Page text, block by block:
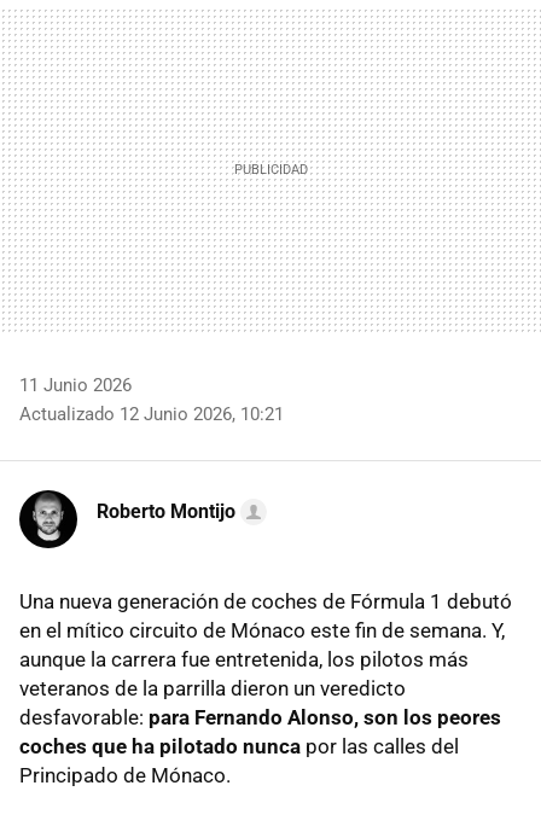
MAIL
11 Junio 2026
Actualizado 12 Junio 2026, 10:21
Roberto Montijo
Una nueva generación de coches de Fórmula 1 debutó
en el mítico circuito de Mónaco este fin de semana. Y,
aunque la carrera fue entretenida, los pilotos más
veteranos de la parrilla dieron un veredicto
desfavorable: para Fernando Alonso, son los peores
coches que ha pilotado nunca por las calles del
Principado de Mónaco.